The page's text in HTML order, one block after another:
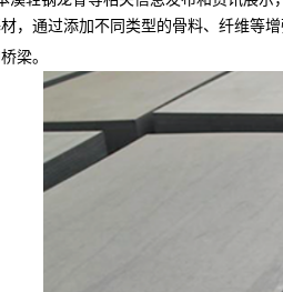
，通过添加不同类型的骨料、纤维等
梁。